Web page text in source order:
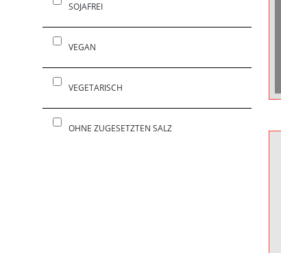
SOJAFREI
VEGAN
VEGETARISCH
OHNE ZUGESETZTEN SALZ